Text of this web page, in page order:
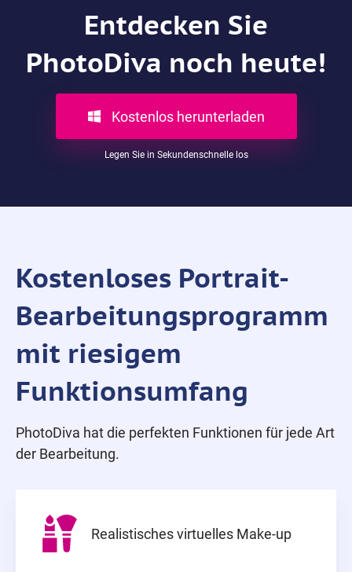
Entdecken Sie
PhotoDiva noch heute!
Kostenlos herunterladen
Legen Sie in Sekundenschnelle los
Kostenloses Portrait-
Bearbeitungsprogramm
mit riesigem
Funktionsumfang
PhotoDiva hat die perfekten Funktionen für jede Art
der Bearbeitung.
Realistisches virtuelles Make-up